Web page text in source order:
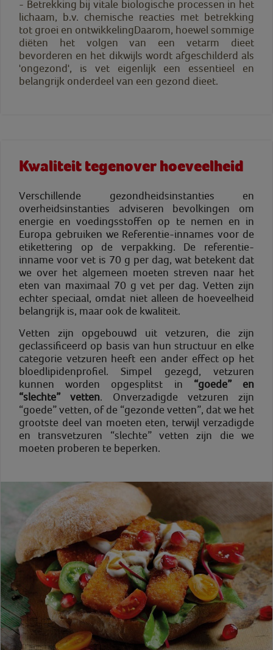
- Betrekking bij vitale biologische processen in het
lichaam, b.v. chemische reacties met betrekking
tot groei en ontwikkelingDaarom, hoewel sommige
diëten het volgen van een vetarm dieet
bevorderen en het dikwijls wordt afgeschilderd als
'ongezond', is vet eigenlijk een essentieel en
belangrijk onderdeel van een gezond dieet.
Kwaliteit tegenover hoeveelheid
Verschillende gezondheidsinstanties en
overheidsinstanties adviseren bevolkingen om
energie en voedingsstoffen op te nemen en in
Europa gebruiken we Referentie-innames voor de
etikettering op de verpakking. De referentie-
inname voor vet is 70 g per dag, wat betekent dat
we over het algemeen moeten streven naar het
eten van maximaal 70 g vet per dag. Vetten zijn
echter speciaal, omdat niet alleen de hoeveelheid
belangrijk is, maar ook de kwaliteit.
Vetten zijn opgebouwd uit vetzuren, die zijn
geclassificeerd op basis van hun structuur en elke
categorie vetzuren heeft een ander effect op het
bloedlipidenprofiel. Simpel gezegd, vetzuren
kunnen worden opgesplitst in “goede” en
“slechte” vetten. Onverzadigde vetzuren zijn
“goede” vetten, of de “gezonde vetten”, dat we het
grootste deel van moeten eten, terwijl verzadigde
en transvetzuren “slechte” vetten zijn die we
moeten proberen te beperken.